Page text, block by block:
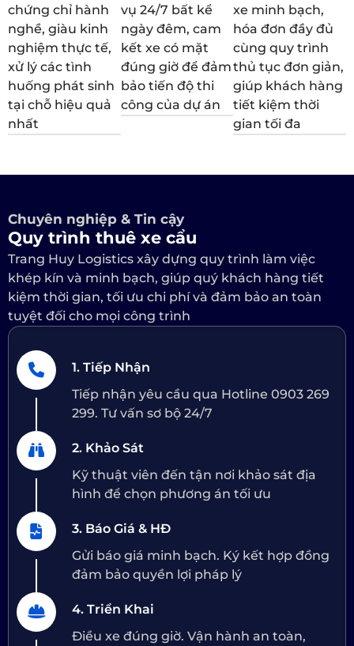
chứng chỉ hành
nghề, giàu kinh
nghiệm thực tế,
xử lý các tình
huống phát sinh
tại chỗ hiệu quả
nhất
vụ 24/7 bất kể
ngày đêm, cam
kết xe có mặt
đúng giờ để đảm
bảo tiến độ thi
công của dự án
xe minh bạch,
hóa đơn đầy đủ
cùng quy trình
thủ tục đơn giản,
giúp khách hàng
tiết kiệm thời
gian tối đa
Chuyên nghiệp & Tin cậy
Quy trình thuê xe cẩu
Trang Huy Logistics xây dựng quy trình làm việc
khép kín và minh bạch, giúp quý khách hàng tiết
kiệm thời gian, tối ưu chi phí và đảm bảo an toàn
tuyệt đối cho mọi công trình
1. Tiếp Nhận
Tiếp nhận yêu cầu qua Hotline 0903 269
299. Tư vấn sơ bộ 24/7
2. Khảo Sát
Kỹ thuật viên đến tận nơi khảo sát địa
hình để chọn phương án tối ưu
3. Báo Giá & HĐ
Gửi báo giá minh bạch. Ký kết hợp đồng
đảm bảo quyền lợi pháp lý
4. Triển Khai
Điều xe đúng giờ. Vận hành an toàn,